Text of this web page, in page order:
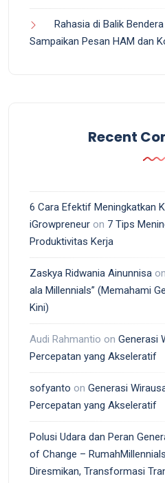
Rahasia di Balik
Sampaikan Pesan HAM dan
Recent
6 Cara Efektif Meningkatkan
iGrowpreneur on 7 Tips
Produktivitas Kerja
Zaskya Ridwania Ainunnisa on
ala Millennials” (Memahami
Kini)
Audi Rahmantio on Generasi
Percepatan yang Akseleratif
sofyanto on Generasi
Percepatan yang Akseleratif
Polusi Udara dan Peran
of Change –
Diresmikan, Transformasi